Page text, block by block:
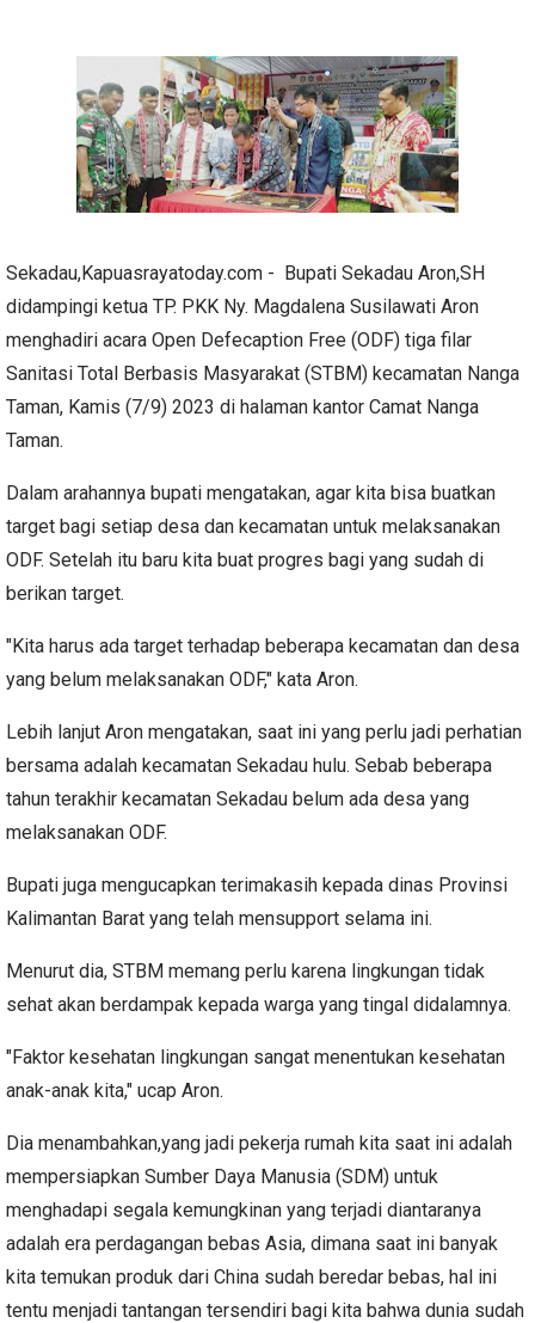
Sekadau,Kapuasrayatoday.com - Bupati Sekadau Aron,SH
didampingi ketua TP. PKK Ny. Magdalena Susilawati Aron
menghadiri acara Open Defecaption Free (ODF) tiga filar
Sanitasi Total Berbasis Masyarakat (STBM) kecamatan Nanga
Taman, Kamis (7/9) 2023 di halaman kantor Camat Nanga
Taman.
Dalam arahannya bupati mengatakan, agar kita bisa buatkan
target bagi setiap desa dan kecamatan untuk melaksanakan
ODF. Setelah itu baru kita buat progres bagi yang sudah di
berikan target.
"Kita harus ada target terhadap beberapa kecamatan dan desa
yang belum melaksanakan ODF," kata Aron.
Lebih lanjut Aron mengatakan, saat ini yang perlu jadi perhatian
bersama adalah kecamatan Sekadau hulu. Sebab beberapa
tahun terakhir kecamatan Sekadau belum ada desa yang
melaksanakan ODF.
Bupati juga mengucapkan terimakasih kepada dinas Provinsi
Kalimantan Barat yang telah mensupport selama ini.
Menurut dia, STBM memang perlu karena lingkungan tidak
sehat akan berdampak kepada warga yang tingal didalamnya.
"Faktor kesehatan lingkungan sangat menentukan kesehatan
anak-anak kita," ucap Aron.
Dia menambahkan,yang jadi pekerja rumah kita saat ini adalah
mempersiapkan Sumber Daya Manusia (SDM) untuk
menghadapi segala kemungkinan yang terjadi diantaranya
adalah era perdagangan bebas Asia, dimana saat ini banyak
kita temukan produk dari China sudah beredar bebas, hal ini
tentu menjadi tantangan tersendiri bagi kita bahwa dunia sudah